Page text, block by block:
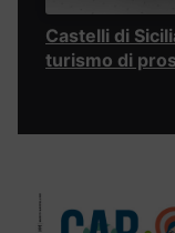
Castelli di
turismo di